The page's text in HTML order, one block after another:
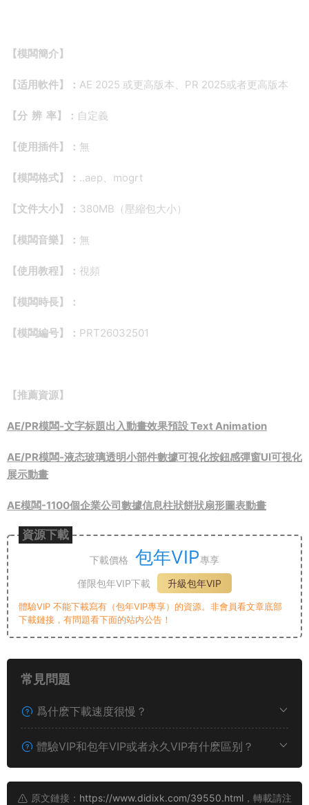
【模闆簡介】
【适用軟件】： AE 2025 或更高版本、PR 2025或者更高版本
【分 辨 率】： 自定義
【使用插件】： 無
【模闆格式】： ..aep、mogrt
【文件大小】： 380MB（壓縮包大小）
【模闆音樂】： 無
【使用教程】： 視頻
【模闆時長】：
【模闆編号】： PRT26032501
【推薦資源】
AE/PR模闆-文字标題出入動畫效果預設 Text Animation
AE/PR模闆-液态玻璃透明小部件數據可視化按鈕感彈窗UI可視化
展示動畫
AE模闆-1100個企業公司數據信息柱狀餅狀扇形圖表動畫
資源下載
下載價格 包年VIP專享
僅限包年VIP下載
升級包年VIP
體驗VIP 不能下載寫有（包年VIP專享）的資源。非會員看文章底部
下載鏈接，有問題看下面的站内公告！
常見問題
爲什麽下載速度很慢？
體驗VIP和包年VIP或者永久VIP有什麽區别？
原文鏈接： https://www.didixk.com/39550.html ，轉載請注